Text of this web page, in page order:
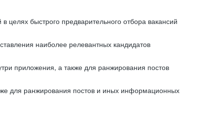
целях быстрого предварительного отбора вакансий
наиболее релевантных кандидатов
приложения, а также для ранжирования постов
для ранжирования постов и иных информационных